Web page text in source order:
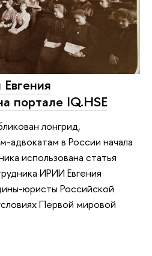
портале IQ.HSE
лонгрид,
в России начала
использована статья
ИРИИ Евгения
юристы Российской
Первой мировой